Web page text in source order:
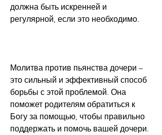
должна быть искренней и
регулярной, если это необходимо.
Молитва против пьянства дочери –
это сильный и эффективный способ
борьбы с этой проблемой. Она
поможет родителям обратиться к
Богу за помощью, чтобы правильно
поддержать и помочь вашей дочери.